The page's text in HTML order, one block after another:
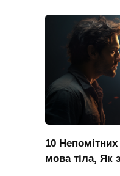
10
мова тіла, Як